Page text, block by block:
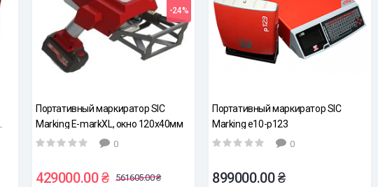
-24%
Портативный маркиратор SIC
Marking E-markXL, окно 120x40мм
0
429000.00 ₴ 561605.00 ₴
Портативный маркиратор SIC
Marking e10-p123
(электромагнитный прижим)
0
899000.00 ₴